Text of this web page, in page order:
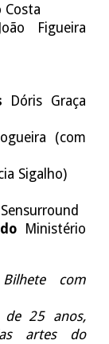
Costa
Figueira
Dóris Graça
(com
Sigalho)
Ministério
Bilhete com
de 25 anos,
artes do